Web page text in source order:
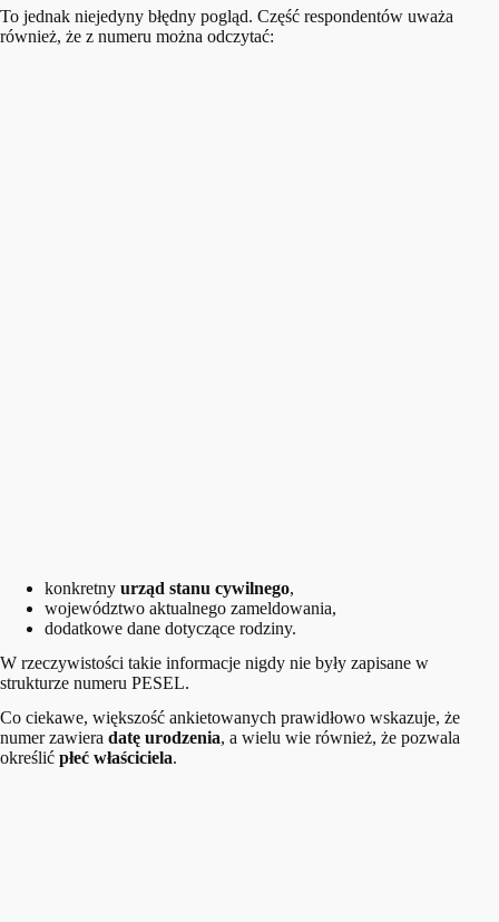
To jednak niejedyny błędny pogląd. Część respondentów uważa
również, że z numeru można odczytać:
konkretny urząd stanu cywilnego,
województwo aktualnego zameldowania,
dodatkowe dane dotyczące rodziny.
W rzeczywistości takie informacje nigdy nie były zapisane w
strukturze numeru PESEL.
Co ciekawe, większość ankietowanych prawidłowo wskazuje, że
numer zawiera datę urodzenia, a wielu wie również, że pozwala
określić płeć właściciela.